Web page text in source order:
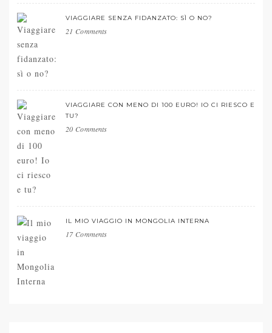
VIAGGIARE SENZA FIDANZATO: SÌ O NO?
21 Comments
VIAGGIARE CON MENO DI 100 EURO! IO CI RIESCO E
TU?
20 Comments
IL MIO VIAGGIO IN MONGOLIA INTERNA
17 Comments